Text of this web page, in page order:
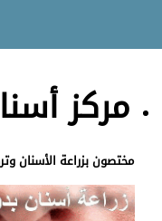
مركز
مختصون بزراعة الأسنان